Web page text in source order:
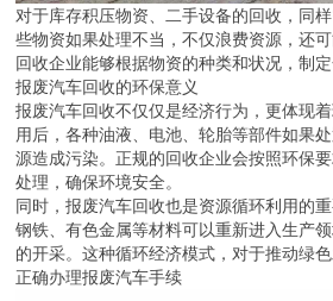
对于库存积压物资、二手设备的回收，同
些物资如果处理不当，不仅浪费资源，还
回收企业能够根据物资的种类和状况，制定
报废汽车回收的环保意义
报废汽车回收不仅仅是经济行为，更体现
用后，各种油液、电池、轮胎等部件如果
源造成污染。正规的回收企业会按照环保
处理，确保环境安全。
同时，报废汽车回收也是资源循环利用的
钢铁、有色金属等材料可以重新进入生产
的开采。这种循环经济模式，对于推动绿色
正确办理报废汽车手续